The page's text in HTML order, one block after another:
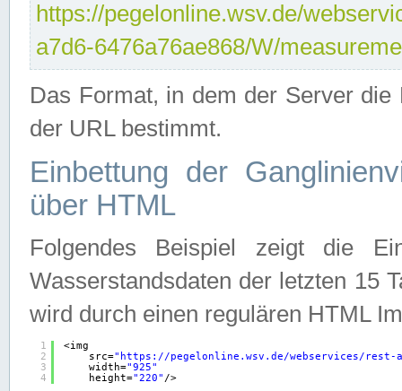
https://pegelonline.wsv.de/
a7d6-6476a76ae868/W/
Das Format, in dem der Server
der URL bestimmt.
Einbettung der
über HTML
Folgendes Beispiel zeigt die
Wasserstandsdaten der letzten 15
wird durch einen regulären HTML
1
2
3
4
<img
src=" https://pegelonline.wsv.de/webservices/rest-
width="925"
height="220" />